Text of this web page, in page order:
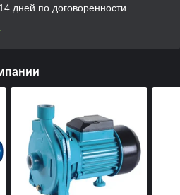
дней по договоренности